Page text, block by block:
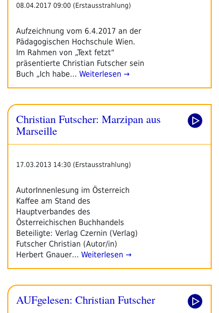
08.04.2017 09:00 (Erstausstrahlung)
Aufzeichnung vom 6.4.2017 an der
Pädagogischen Hochschule Wien.
Im Rahmen von „Text fetzt“
präsentierte Christian Futscher sein
Buch „Ich habe… Weiterlesen →
Christian Futscher: Marzipan aus
Marseille
17.03.2013 14:30 (Erstausstrahlung)
AutorInnenlesung im Österreich
Kaffee am Stand des
Hauptverbandes des
Österreichischen Buchhandels
Beteiligte: Verlag Czernin (Verlag)
Futscher Christian (Autor/in)
Herbert Gnauer… Weiterlesen →
AUFgelesen: Christian Futscher